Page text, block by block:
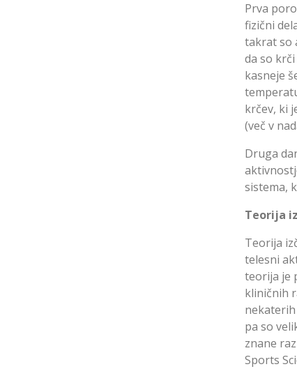
Prva
fizični
takrat so
da so
kasneje
krčev, ki
(več v
Druga
sistema,
Teorija
Teorija
telesni
teorija je
kliničnih
pa so
znane
Sports